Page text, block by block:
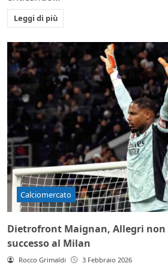
Leggi di più
Calciomercato
Dietrofront Maignan, Allegri non
successo al Milan
Rocco Grimaldi 3 Febbraio 2026